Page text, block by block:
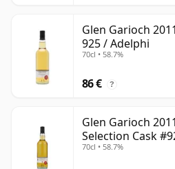
Glen Garioch
925 / Adelphi
70cl • 58.7%
86 € ?
Glen Garioch
Selection Cask
70cl • 58.7%